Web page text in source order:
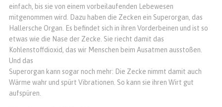
einfach, bis sie von einem vorbeilaufenden Lebewesen
mitgenommen wird. Dazu haben die Zecken ein Superorgan, das
Hallersche Organ. Es befindet sich in ihren Vorderbeinen und ist so
etwas wie die Nase der Zecke. Sie riecht damit das
Kohlenstoffdioxid, das wir Menschen beim Ausatmen ausstoßen.
Und das
Superorgan kann sogar noch mehr: Die Zecke nimmt damit auch
Wärme wahr und spürt Vibrationen. So kann sie ihren Wirt gut
aufspüren.